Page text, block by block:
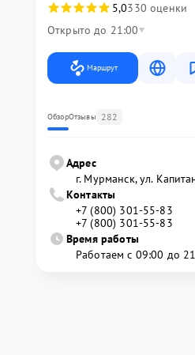
5,0330 оценки
Открыто до 21:00
Маршрут
ОбзорОтзывы 282
Адрес
г. Мурманск, ул.
Контакты
+7 (800) 301-55-83
+7 (800) 301-55-83
Время работы
Работаем с 09:00 до